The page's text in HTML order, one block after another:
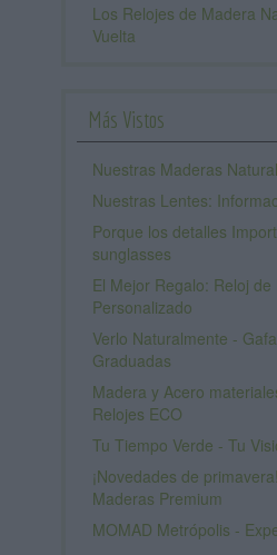
Los Relojes de Madera
Vuelta
Más Vistos
Nuestras Maderas
Nuestras Lentes:
Porque los detalles
sunglasses
El Mejor Regalo: Reloj de
Personalizado
Verlo Naturalmente -
Graduadas
Madera y Acero
Relojes ECO
Tu Tiempo Verde - Tu
¡Novedades de
Maderas Premium
MOMAD Metrópolis -